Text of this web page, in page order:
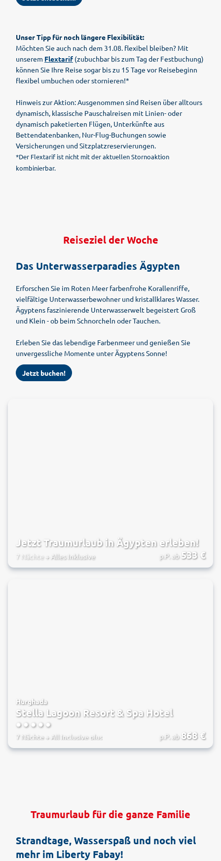
Unser Tipp für noch längere Flexibilität:
Möchten Sie auch nach dem 31.08. flexibel bleiben? Mit
unserem Flextarif (zubuchbar bis zum Tag der Festbuchung)
können Sie Ihre Reise sogar bis zu 15 Tage vor Reisebeginn
flexibel umbuchen oder stornieren!*
Hinweis zur Aktion: Ausgenommen sind Reisen über alltours
dynamisch, klassische Pauschalreisen mit Linien- oder
dynamisch paketierten Flügen, Unterkünfte aus
Bettendatenbanken, Nur-Flug-Buchungen sowie
Versicherungen und Sitzplatzreservierungen.
*Der Flextarif ist nicht mit der aktuellen Stornoaktion
kombinierbar.
Reiseziel der Woche
Das Unterwasserparadies Ägypten
Erforschen Sie im Roten Meer farbenfrohe Korallenriffe,
vielfältige Unterwasserbewohner und kristallklares Wasser.
Ägyptens faszinierende Unterwasserwelt begeistert Groß
und Klein - ob beim Schnorcheln oder Tauchen.
Erleben Sie das lebendige Farbenmeer und genießen Sie
unvergessliche Momente unter Ägyptens Sonne!
Jetzt buchen!
Jetzt Traumurlaub in Ägypten erleben!
7 Nächte + Alles Inklusive p.P. ab 533€
Hurghada
Stella Lagoon Resort & Spa Hotel
7 Nächte+ All Inclusive plus p.P. ab 868€
Traumurlaub für die ganze Familie
Strandtage, Wasserspaß und noch viel
mehr im Liberty Fabay!